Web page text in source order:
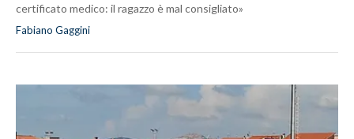
certificato medico: il ragazzo è mal consigliato»
Fabiano Gaggini